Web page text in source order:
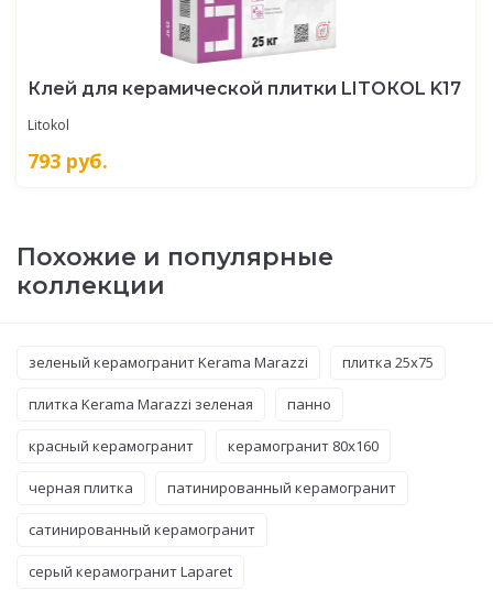
Клей для керамической плитки LITOКOL K17
Litokol
793 руб.
Похожие и популярные
коллекции
зеленый керамогранит Kerama Marazzi плитка 25x75
плитка Kerama Marazzi зеленая панно
красный керамогранит керамогранит 80x160
черная плитка патинированный керамогранит
сатинированный керамогранит
серый керамогранит Laparet